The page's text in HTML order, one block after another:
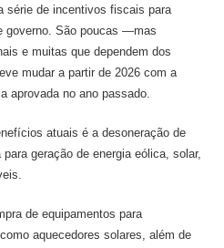
série de incentivos fiscais para
governo. São poucas —mas
e muitas que dependem dos
mudar a partir de 2026 com a
aprovada no ano passado.
atuais é a desoneração de
geração de energia eólica, solar,
de equipamentos para
aquecedores solares, além de